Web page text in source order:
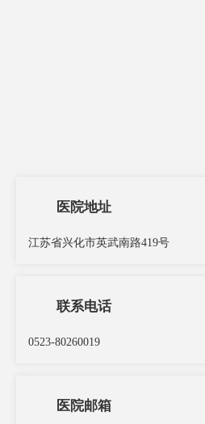
医院地址
江苏省兴化市英武南路419号
联系电话
0523-80260019
医院邮箱